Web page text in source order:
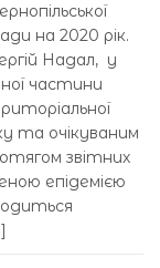
на 2020 рік.
Надал, у
частини
та очікуваним
звітних
епідемією